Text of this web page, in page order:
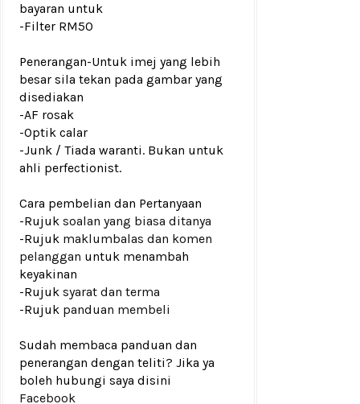
bayaran untuk
-Filter RM50
Penerangan-Untuk imej yang lebih
besar sila tekan pada gambar yang
disediakan
-AF rosak
-Optik calar
-Junk / Tiada waranti. Bukan untuk
ahli perfectionist.
Cara pembelian dan Pertanyaan
-Rujuk soalan yang biasa ditanya
-Rujuk maklumbalas dan komen
pelanggan untuk menambah
keyakinan
-Rujuk syarat dan terma
-Rujuk panduan membeli
Sudah membaca panduan dan
penerangan dengan teliti? Jika ya
boleh hubungi saya disini
Facebook